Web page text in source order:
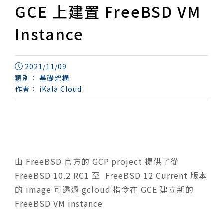
GCE 上建置 FreeBSD VM
Instance
2021/11/09
類別： 基礎架構
作者： iKala Cloud
由 FreeBSD 官方的 GCP project 提供了從
FreeBSD 10.2 RC1 至 FreeBSD 12 Current 版本
的 image 可透過 gcloud 指令在 GCE 建立新的
FreeBSD VM instance